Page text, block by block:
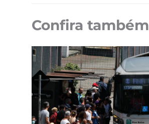
Confira também